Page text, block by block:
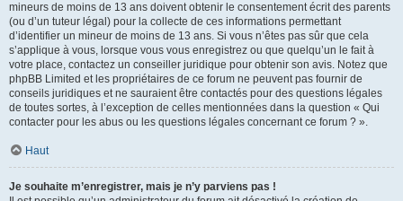
mineurs de moins de 13 ans doivent obtenir le consentement écrit des parents
(ou d’un tuteur légal) pour la collecte de ces informations permettant
d’identifier un mineur de moins de 13 ans. Si vous n’êtes pas sûr que cela
s’applique à vous, lorsque vous vous enregistrez ou que quelqu’un le fait à
votre place, contactez un conseiller juridique pour obtenir son avis. Notez que
phpBB Limited et les propriétaires de ce forum ne peuvent pas fournir de
conseils juridiques et ne sauraient être contactés pour des questions légales
de toutes sortes, à l’exception de celles mentionnées dans la question « Qui
contacter pour les abus ou les questions légales concernant ce forum ? ».
Haut
Je souhaite m’enregistrer, mais je n’y parviens pas !